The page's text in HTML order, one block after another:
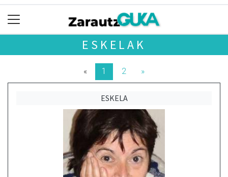
ESKELAK
« 1 2 »
ESKELA